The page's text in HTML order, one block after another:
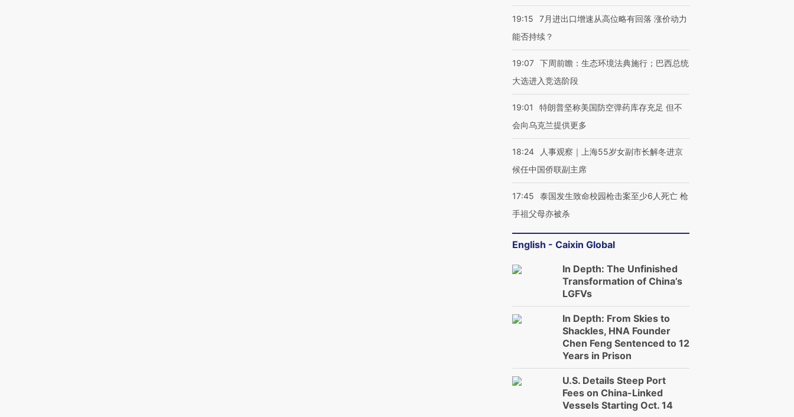
19:15
7月进出口增速从高位略有回落 涨价动力
能否持续？
19:07 下周前瞻：生态环境法典施行；巴西总统
大选进入竞选阶段
19:01
特朗普坚称美国防空弹药库存充足 但不
会向乌克兰提供更多
18:24
人事观察｜上海55岁女副市长解冬进京
候任中国侨联副主席
17:45
泰国发生致命校园枪击案至少6人死亡 枪
手祖父母亦被杀
English - Caixin Global
In Depth: The Unfinished
Transformation of China’s
LGFVs
In Depth: From Skies to
Shackles, HNA Founder
Chen Feng Sentenced to 12
Years in Prison
U.S. Details Steep Port
Fees on China-Linked
Vessels Starting Oct. 14